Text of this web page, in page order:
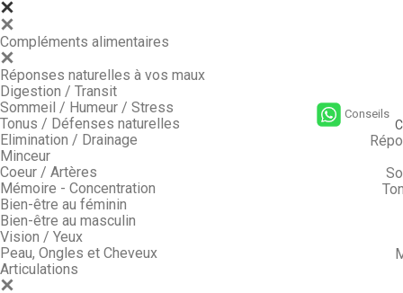
Compléments alimentaires
Réponses naturelles à vos maux
Digestion / Transit
Sommeil / Humeur / Stress
Tonus / Défenses naturelles
Elimination / Drainage
Minceur
Coeur / Artères
Mémoire - Concentration
Bien-être au féminin
Bien-être au masculin
Vision / Yeux
Peau, Ongles et Cheveux
Articulations
Conseils